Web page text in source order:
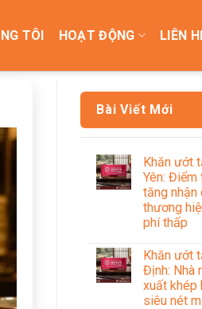
TÔI HOẠT ĐỘNG LIÊN
Bài Viết Mới
Khăn ướt
Yên: Điểm
tăng nhận
thương
phí thấp
Khăn ướt
Định: Nhà
xuất khép
siêu nét